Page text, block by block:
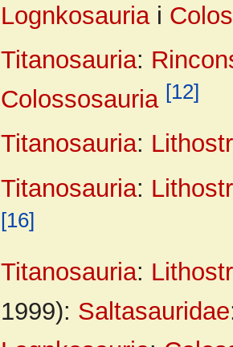
Lognkosauriai
Titanosauria:
Colossosauria [12]
Titanosauria:
Titanosauria:
[16]
Titanosauria:
1999): Saltasauridae